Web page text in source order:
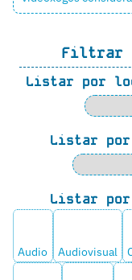
Filtrar
Listar por
Listar
Listar
Audio Audiovisual